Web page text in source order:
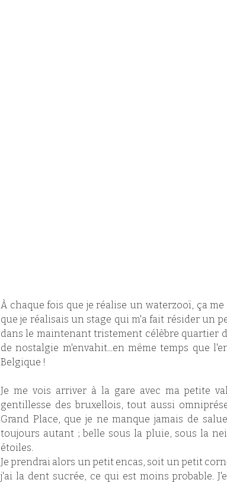
À chaque fois que je réalise un waterzooï, ça
que je réalisais un stage qui m'a fait résider un
dans le maintenant tristement célèbre quartier
de nostalgie m'envahit...en même temps que
Belgique !
Je me vois arriver à la gare avec ma petite
gentillesse des bruxellois, tout aussi
Grand Place, que je ne manque jamais de
toujours autant ; belle sous la pluie, sous la
étoiles.
Je prendrai alors un petit encas, soit un petit
j'ai la dent sucrée, ce qui est moins probable.